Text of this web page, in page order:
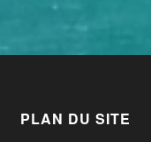
PLAN DU SITE